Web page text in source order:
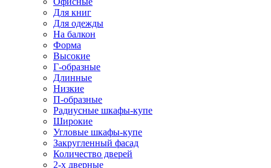
Для книг
Для одежды
На балкон
Форма
Высокие
Г-образные
Длинные
Низкие
П-образные
Радиусные шкафы-купе
Широкие
Угловые шкафы-купе
Закругленный фасад
Количество дверей
2-х дверные